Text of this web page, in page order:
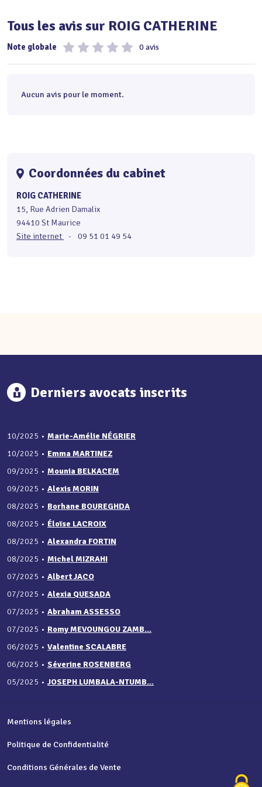
Tous les avis sur ROIG CATHERINE
Note globale 0 avis
Aucun avis pour le moment.
Coordonnées du cabinet
ROIG CATHERINE
15, Rue Adrien Damalix
94410 St Maurice
Site internet
- 09 51 01 49 54
Derniers avocats inscrits
10/2025 • Marie-Amélie NÉGRIER
10/2025 • Emma MARTINEZ
09/2025 • Mounia BELKACEM
09/2025 • Alexis MORIN
08/2025 • Borhane BOUREGHDA
08/2025 • Éloïse LACROIX
08/2025 • Alexandra FORTIN
08/2025 • Michel MIZRAHI
07/2025 • Albert JACO
07/2025 • Alexia QUESADA
07/2025 • Abraham ASSESSO
07/2025 • Romy MEVOUNGOU ZAMB...
06/2025 • Valentine SCALABRE
06/2025 • Séverine ROSENBERG
05/2025 • JOSEPH LUMBALA-NTUMB...
Mentions légales
Politique de Confidentialité
Conditions Générales de Vente